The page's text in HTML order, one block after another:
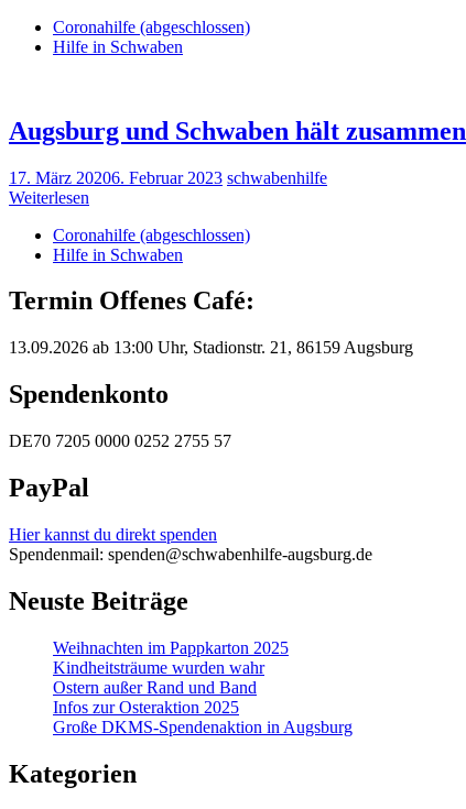
Coronahilfe (abgeschlossen)
Hilfe in Schwaben
Augsburg und Schwaben hält zusammen
17. März 20206. Februar 2023 schwabenhilfe
Weiterlesen
Coronahilfe (abgeschlossen)
Hilfe in Schwaben
Termin Offenes Café:
13.09.2026 ab 13:00 Uhr, Stadionstr. 21, 86159 Augsburg
Spendenkonto
DE70 7205 0000 0252 2755 57
PayPal
Hier kannst du direkt spenden
Spendenmail: spenden@schwabenhilfe-augsburg.de
Neuste Beiträge
Weihnachten im Pappkarton 2025
Kindheitsträume wurden wahr
Ostern außer Rand und Band
Infos zur Osteraktion 2025
Große DKMS-Spendenaktion in Augsburg
Kategorien